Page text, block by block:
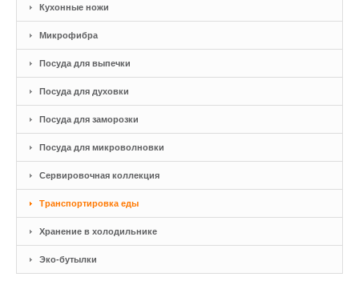
Кухонные ножи
Микрофибра
Посуда для выпечки
Посуда для духовки
Посуда для заморозки
Посуда для микроволновки
Сервировочная коллекция
Транспортировка еды
Хранение в холодильнике
Эко-бутылки